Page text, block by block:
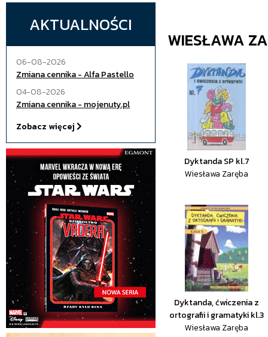
AKTUALNOŚCI
06-08-2026
Zmiana cennika - Alfa Pastello
04-08-2026
Zmiana cennika - mojenuty.pl
Zobacz więcej
WIESŁAWA
Dyktanda SP kl.7
Wiesława Zaręba
Dyktanda, ćwiczenia z
ortografii i gramatyki kl.3
Wiesława Zaręba